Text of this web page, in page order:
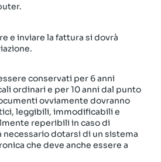
e inviare la fattura si dovrà
conservati per 6 anni
ordinari e per 10 anni dal punto
ovviamente dovranno
leggibili, immodificabili e
reperibili in caso di
necessario dotarsi di un sistema
che deve anche essere a